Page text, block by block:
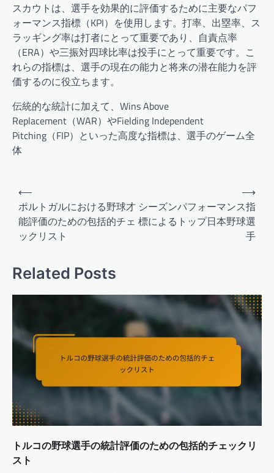
スカウトは、選手を効果的に評価するために主要なパフ
ォーマンス指標（KPI）を使用します。打率、出塁率、ス
ラッギング率は打者にとって重要であり、自責点率
（ERA）や三振対四球比率は投手にとって重要です。こ
れらの指標は、選手の現在の能力と将来の潜在能力を評
価するのに役立ちます。
伝統的な統計に加えて、Wins Above
Replacement（WAR）やFielding Independent
Pitching（FIP）といった高度な指標は、選手のゲーム全
体
Post
navigation
⟵
ポルトガルにおける野球才
能評価のための包括的チェ
ックリスト
シーズンパフォーマンス指
標によるトップ日本野球選
手
⟶
Related Posts
トルコの野球選手の統計評価のための包括的チェックリ
スト